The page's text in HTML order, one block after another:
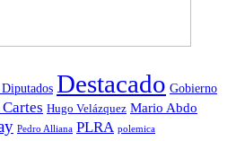
Destacado Gobierno
Hugo Velázquez Mario Abdo
Pedro Alliana PLRA polemica